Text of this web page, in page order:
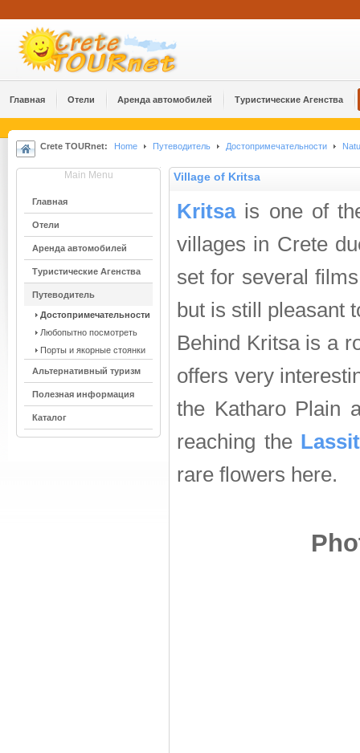
Главная Отели Аренда автомобилей Туристические Агенства
Crete TOURnet: Home Путеводитель Достопримечательности
Main Menu
Главная
Отели
Аренда автомобилей
Туристические Агенства
Путеводитель
Достопримечательности
Любопытно посмотреть
Порты и якорные стоянки
Альтернативный туризм
Полезная информация
Каталог
Village of Kritsa
Kritsais one of
villages in Crete
set for several
but is still pleasant
Behind Kritsa is a
offers very
the Katharo Plain
reaching the
rare flowers here.